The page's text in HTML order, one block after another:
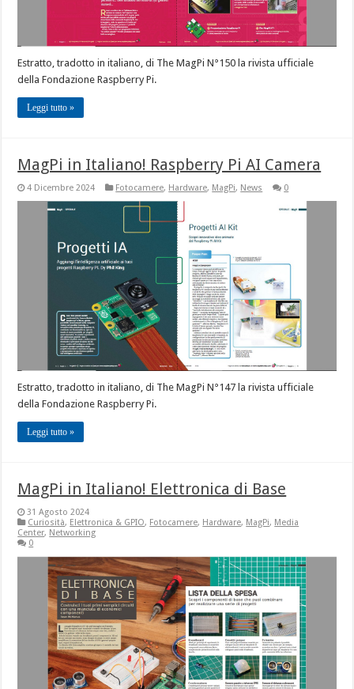
Estratto, tradotto in italiano, di The MagPi N°150 la rivista ufficiale
della Fondazione Raspberry Pi.
Leggi tutto »
MagPi in Italiano! Raspberry Pi AI Camera
4 Dicembre 2024 Fotocamere, Hardware, MagPi, News 0
Estratto, tradotto in italiano, di The MagPi N°147 la rivista ufficiale
della Fondazione Raspberry Pi.
Leggi tutto »
MagPi in Italiano! Elettronica di Base
31 Agosto 2024
Curiosità, Elettronica & GPIO, Fotocamere, Hardware, MagPi, Media
Center, Networking
0